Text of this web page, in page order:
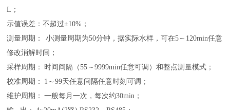
L ；
示值误差：不超过±10% ；
测量周期：
小测量周期为50分钟，据实际水样，可在5～120min任意
修改消解时间 ；
采样周期：
时间间隔（55～9999min任意可调）和整点测量模式 ；
校准周期：
1～99天任意间隔任意时刻可调 ；
维护周期：
一般每月一次，每次约30min ；